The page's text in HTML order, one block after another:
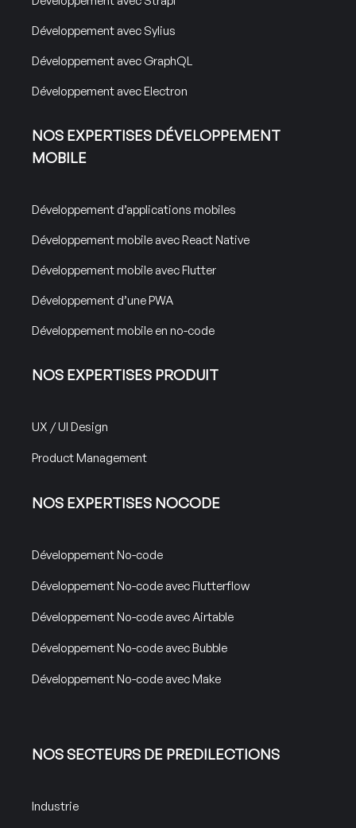
Développement avec Sylius
Développement avec GraphQL
Développement avec Electron
NOS EXPERTISES DÉVELOPPEMENT
MOBILE
Développement d’applications mobiles
Développement mobile avec React Native
Développement mobile avec Flutter
Développement d’une PWA
Développement mobile en no-code
NOS EXPERTISES PRODUIT
UX / UI Design
Product Management
NOS EXPERTISES NOCODE
Développement No-code
Développement No-code avec Flutterflow
Développement No-code avec Airtable
Développement No-code avec Bubble
Développement No-code avec Make
NOS SECTEURS DE PREDILECTIONS
Industrie